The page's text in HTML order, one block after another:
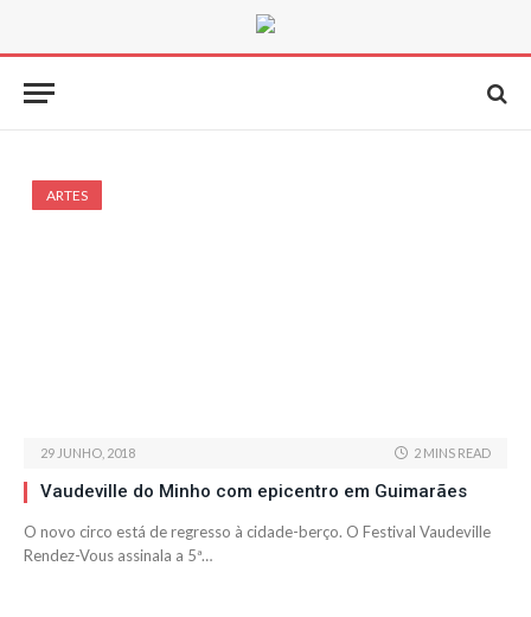
ARTES
29 JUNHO, 2018 2 MINS READ
Vaudeville do Minho com epicentro em Guimarães
O novo circo está de regresso à cidade-berço. O Festival Vaudeville
Rendez-Vous assinala a 5ª…